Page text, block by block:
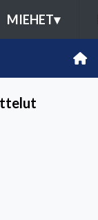
MIEHET▾